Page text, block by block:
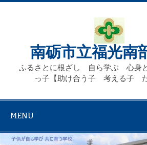
Skip
南砺市立福光南
ふるさとに根ざし 自ら学ぶ 心身
っ子【助け合う子 考える子 た
MENU